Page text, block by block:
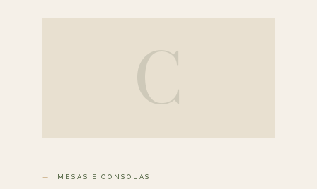
C
MESAS E CONSOLAS